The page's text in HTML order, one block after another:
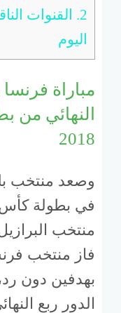
2.
القنوات
اليوم
مباراة
النهائي من
2018
وصعد منتخب
في بطولة كأس
منتخب
فاز منتخب
بهدفين دون
الدور ربع